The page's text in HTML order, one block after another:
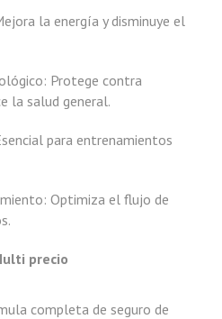
la energía y disminuye el
Protege contra
la salud general.
para entrenamientos
Optimiza el flujo de
precio
completa de seguro de